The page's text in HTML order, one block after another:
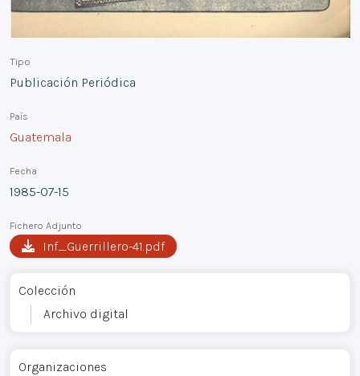
Tipo
Publicación Periódica
País
Guatemala
Fecha
1985-07-15
Fichero Adjunto
Inf_Guerrillero-41.pdf
Colección
Archivo digital
Organizaciones